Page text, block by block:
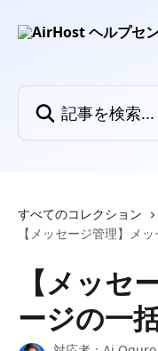
すべてのコレクション
【メッセージ管理】メ
【メッセ
ージの一